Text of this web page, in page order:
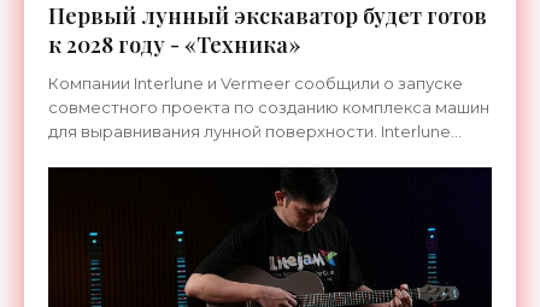
Первый лунный экскаватор будет готов
к 2028 году - «Техника»
Компании Interlune и Vermeer сообщили о запуске
совместного проекта по созданию комплекса машин
для выравнивания лунной поверхности. Interlune